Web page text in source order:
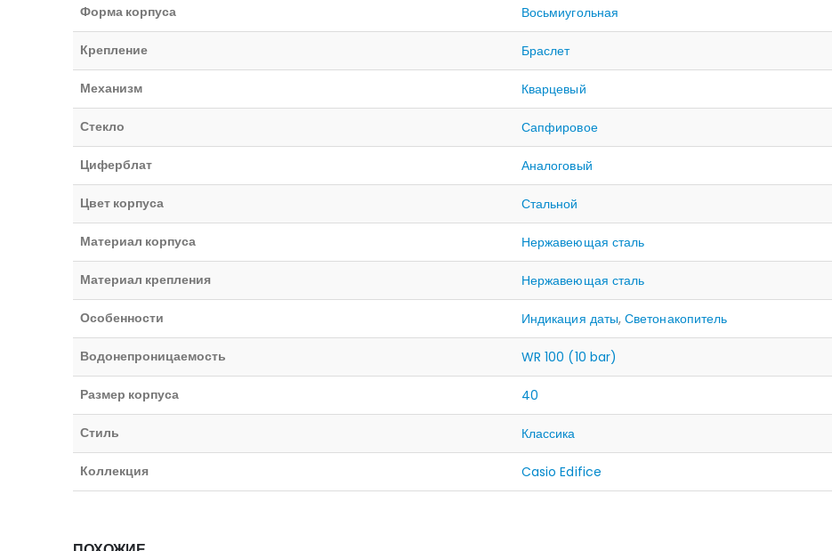
Форма корпуса Восьмиугольная
Крепление Браслет
Механизм Кварцевый
Стекло Сапфировое
Циферблат Аналоговый
Цвет корпуса Стальной
Материал корпуса Нержавеющая сталь
Материал крепления Нержавеющая сталь
Особенности Индикация даты,Светонакопитель
Водонепроницаемость WR 100 (10 bar)
Размер корпуса 40
Стиль Классика
Коллекция Casio Edifice